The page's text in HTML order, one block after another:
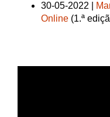
30-05-2022 |
Online (1.ª